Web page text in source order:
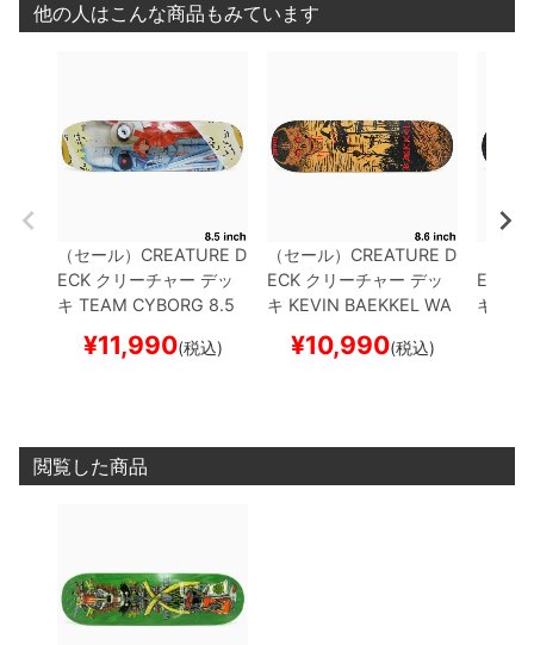
他の人はこんな商品もみています
（セール） CREATURE D
ECK クリーチャー デッ
キ TEAM CYBORG 8.5
¥11,990(税込)
（セール） CREATURE D
ECK クリーチャー デッ
キ KEVIN BAEKKEL WA
ボード スケボー
¥10,990(税込)
ECK
キ
閲覧した商品